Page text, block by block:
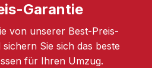
Garantie
von unserer Best-Preis-
Sie sich das beste
für Ihren Umzug.